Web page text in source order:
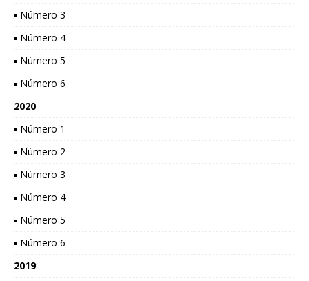
▪ Número 3
▪ Número 4
▪ Número 5
▪ Número 6
2020
▪ Número 1
▪ Número 2
▪ Número 3
▪ Número 4
▪ Número 5
▪ Número 6
2019